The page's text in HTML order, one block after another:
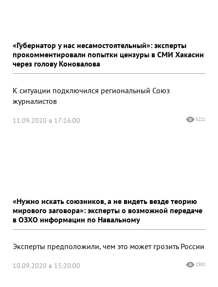
«Губернатор у нас несамостоятельный»: эксперты
прокомментировали попытки цензуры в СМИ Хакасии
через голову Коновалова
К ситуации подключился региональный Союз
журналистов
11.09.2020 в 17:16:00 5221
«Нужно искать союзников, а не видеть везде теорию
мирового заговора»: эксперты о возможной передаче
в ОЗХО информации по Навальному
Эксперты предположили, чем это может грозить России
10.09.2020 в 15:20:00 2392